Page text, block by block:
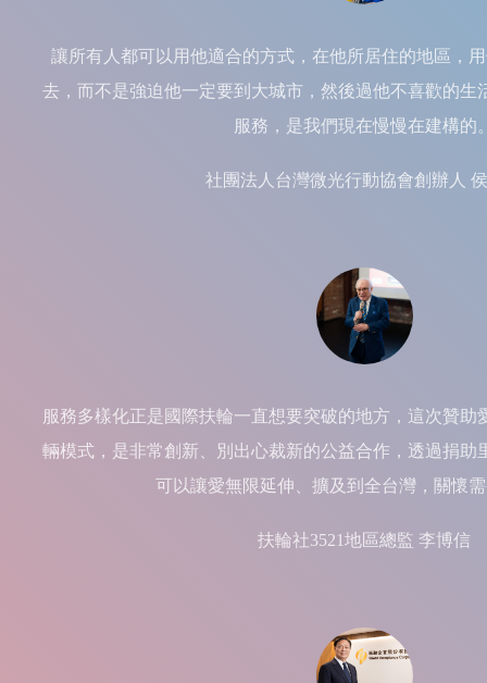
讓所有人都可以用他適合的方式，在他所居住的地區，
去，而不是強迫他一定要到大城市，然後過他不喜歡的生
服務，是我們現在慢慢在建構的
社團法人台灣微光行動協會創辦人
服務多樣化正是國際扶輪一直想要突破的地方，這次贊助
輛模式，是非常創新、別出心裁新的公益合作，透過捐助
可以讓愛無限延伸、擴及到全台灣，關懷
扶輪社3521地區總監 李博信